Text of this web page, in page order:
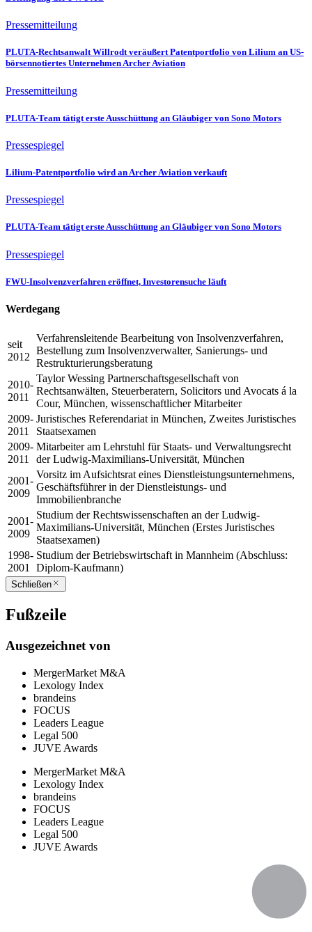
Pressemitteilung
PLUTA-Rechtsanwalt Willrodt veräußert Patentportfolio von Lilium an US-
börsennotiertes Unternehmen Archer Aviation
Pressemitteilung
PLUTA-Team tätigt erste Ausschüttung an Gläubiger von Sono Motors
Pressespiegel
Lilium-Patentportfolio wird an Archer Aviation verkauft
Pressespiegel
PLUTA-Team tätigt erste Ausschüttung an Gläubiger von Sono Motors
Pressespiegel
FWU-Insolvenzverfahren eröffnet, Investorensuche läuft
Werdegang
seit
2012
Verfahrensleitende Bearbeitung von Insolvenzverfahren,
Bestellung zum Insolvenzverwalter, Sanierungs- und
Restrukturierungsberatung
2010-
2011
Taylor Wessing Partnerschaftsgesellschaft von
Rechtsanwälten, Steuerberatern, Solicitors und Avocats á la
Cour, München, wissenschaftlicher Mitarbeiter
2009-
2011
Juristisches Referendariat in München, Zweites Juristisches
Staatsexamen
2009-
2011
Mitarbeiter am Lehrstuhl für Staats- und Verwaltungsrecht
der Ludwig-Maximilians-Universität, München
2001-
2009
Vorsitz im Aufsichtsrat eines Dienstleistungsunternehmens,
Geschäftsführer in der Dienstleistungs- und
Immobilienbranche
2001-
2009
Studium der Rechtswissenschaften an der Ludwig-
Maximilians-Universität, München (Erstes Juristisches
Staatsexamen)
1998-
2001
Studium der Betriebswirtschaft in Mannheim (Abschluss:
Diplom-Kaufmann)
Schließen
Fußzeile
Ausgezeichnet von
MergerMarket M&A
Lexology Index
brandeins
FOCUS
Leaders League
Legal 500
JUVE Awards
MergerMarket M&A
Lexology Index
brandeins
FOCUS
Leaders League
Legal 500
JUVE Awards